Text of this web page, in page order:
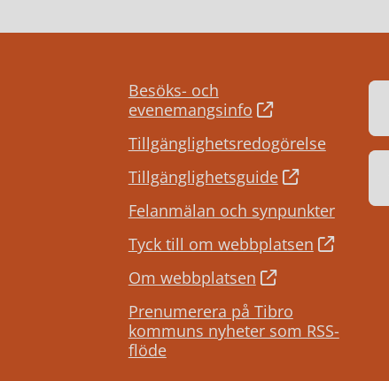
Besöks- och
evenemangsinfo
Tillgänglighetsredogörelse
Tillgänglighetsguide
Felanmälan och synpunkter
Tyck till om webbplatsen
Om webbplatsen
Prenumerera på Tibro
kommuns nyheter som RSS-
flöde